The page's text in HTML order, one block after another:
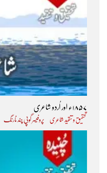
۱۸۵۷ء اور اُردو شاعری
تحقیق و تنقید شاعری پروفیسر گوپی چند نارنگ